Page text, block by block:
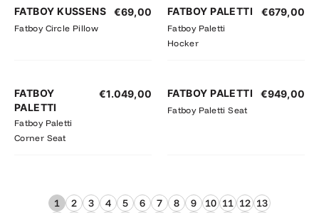
FATBOY KUSSENS
Fatboy Circle Pillow
€69,00 FATBOY PALETTI
Fatboy Paletti
Hocker
€679,00
FATBOY
PALETTI
Fatboy Paletti
Corner Seat
€1.049,00 FATBOY PALETTI
Fatboy Paletti Seat
€949,00
1 2 3 4 5 6 7 8 9 10 11 12 13